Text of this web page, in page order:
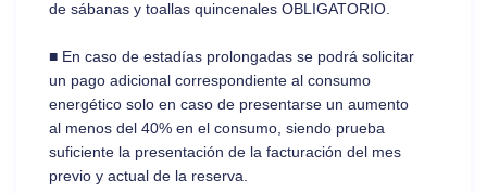
de sábanas y toallas quincenales OBLIGATORIO.
■ En caso de estadías prolongadas se podrá solicitar
un pago adicional correspondiente al consumo
energético solo en caso de presentarse un aumento
al menos del 40% en el consumo, siendo prueba
suficiente la presentación de la facturación del mes
previo y actual de la reserva.